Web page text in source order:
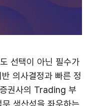
선택이 아닌 필수가
의사결정과 빠른 정
권사의 Trading 부